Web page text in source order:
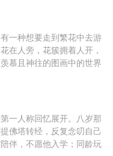
一种想要走到繁花中去游
在人旁，花簇拥着人开，
慕且神往的图画中的世界
一人称回忆展开。八岁那
佛塔转经，反复念叨自己
伴，不愿他入学；同龄玩